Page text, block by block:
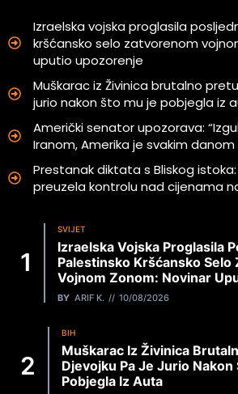
Izraelska vojska proglasila
kršćansko selo zatvorenom
uputio upozorenje
Muškarac iz Živinica brutalno
jurio nakon što mu je pobjegla iz
Američki senator upozorava:
Iranom, Amerika je svakim danom
Prestanak diktata s Bliskog istoka:
preuzela kontrolu nad cijenama
SVIJET
Izraelska Vojska Proglasila
Palestinsko Kršćansko Selo
Vojnom Zonom: Novinar
BY ARIF K. 10/08/2026
BIH
Muškarac Iz Živinica
Djevojku Pa Je Jurio Nakon
Pobjegla Iz Auta